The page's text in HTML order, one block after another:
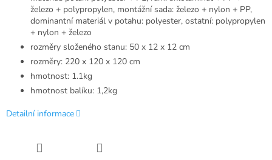
železo + polypropylen, montážní sada: železo + nylon + PP,
dominantní materiál v potahu: polyester, ostatní: polypropylen
+ nylon + železo
rozměry složeného stanu: 50 x 12 x 12 cm
rozměry: 220 x 120 x 120 cm
hmotnost: 1.1kg
hmotnost balíku: 1,2kg
Detailní informace